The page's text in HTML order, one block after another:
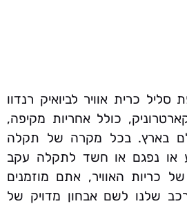
כרית אוויר לביואיק רנדוו
כולל אחריות מקיפה,
בארץ. בכל מקרה של תקלה
או נפגם או חשד לתקלה עקב
כריות האוויר, אתם מוזמנים
שלנו לשם אבחון מדויק של